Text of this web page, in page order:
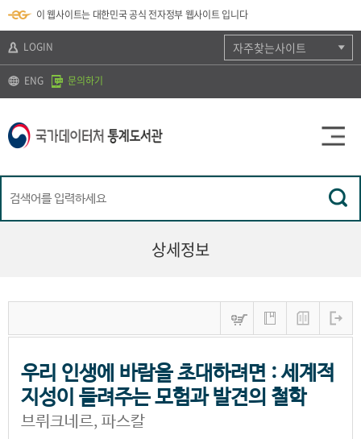
바
로
기
가
기
k
t
)
바
로
기
보
바
가
기
이 웹사이트는 대한민국 공식 전자정부 웹사이트 입니다
LOGIN
ENG 문의하기
자주찾는사이트
상세정보
우리 인생에 바람을 초대하려면 : 세계적
지성이 들려주는 모험과 발견의 철학
브뤼크네르, 파스칼